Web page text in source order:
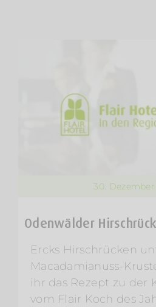
30.
Odenwälder
Ercks Hirschrücken
Macadamianuss-
ihr das Rezept zu der
vom Flair Koch des